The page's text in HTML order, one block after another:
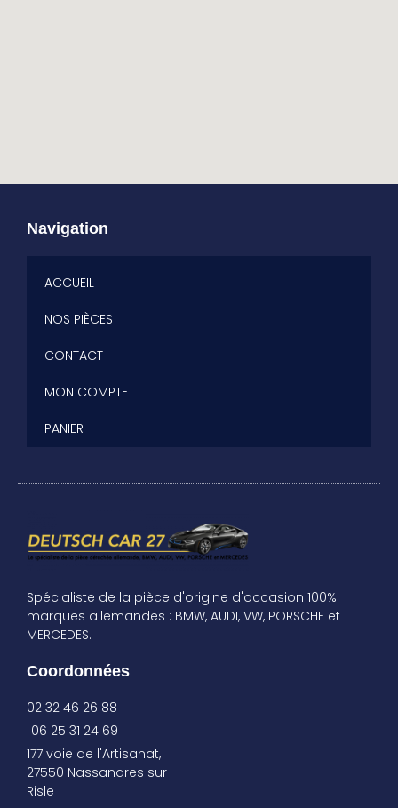
Navigation
ACCUEIL
NOS PIÈCES
CONTACT
MON COMPTE
PANIER
Spécialiste de la pièce d'origine d'occasion 100%
marques allemandes : BMW, AUDI, VW, PORSCHE et
MERCEDES.
Coordonnées
02 32 46 26 88
06 25 31 24 69
177 voie de l'Artisanat,
27550 Nassandres sur
Risle